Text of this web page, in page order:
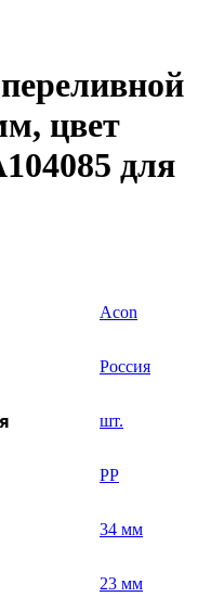
цвет
для
Acon
Россия
шт.
PP
34 мм
23 мм